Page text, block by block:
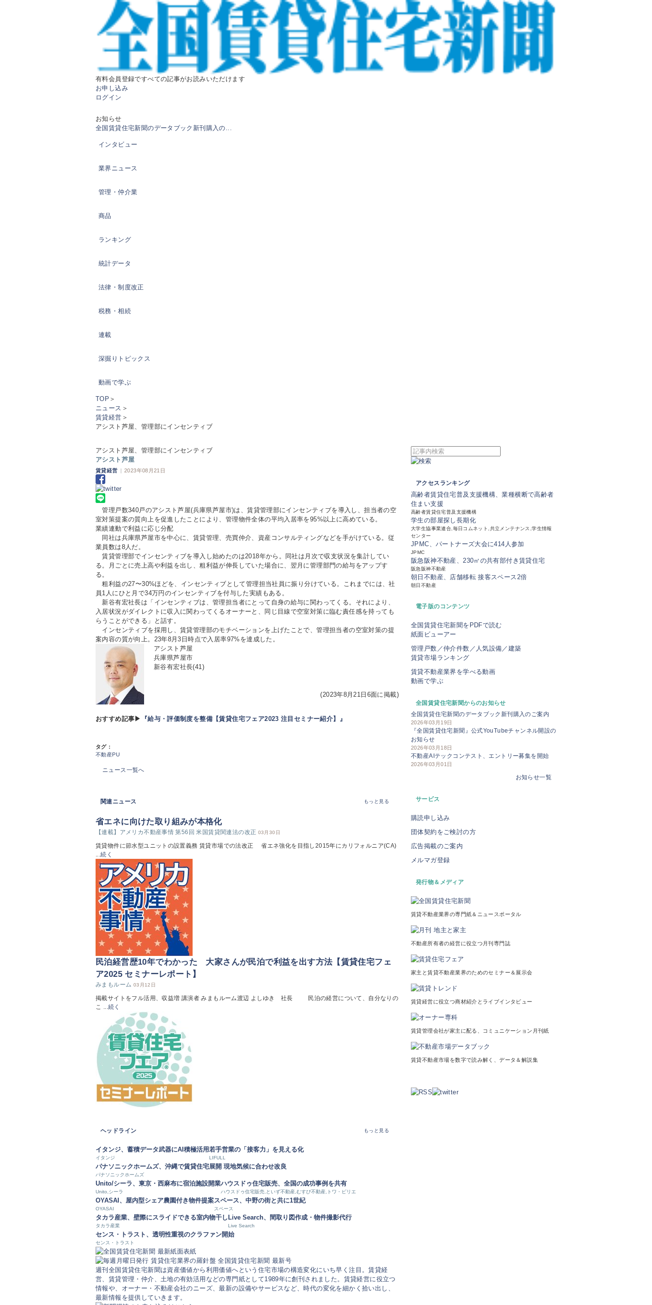
有料会員登録ですべての記事がお読みいただけます
お申し込み
ログイン
お知らせ
全国賃貸住宅新聞のデータブック新刊購入の...
インタビュー
業界ニュース
管理・仲介業
商品
ランキング
統計データ
法律・制度改正
税務・相続
連載
深掘りトピックス
動画で学ぶ
TOP ＞
ニュース ＞
賃貸経営 ＞
アシスト芦屋、管理部にインセンティブ
アシスト芦屋、管理部にインセンティブ
アシスト芦屋
賃貸経営 2023年08月21日
管理戸数340戸のアシスト芦屋(兵庫県芦屋市)は、賃貸管理部にインセンティブを導入し、担当者の空
室対策提案の質向上を促進したことにより、管理物件全体の平均入居率を95%以上に高めている。
業績連動で利益に応じ分配
同社は兵庫県芦屋市を中心に、賃貸管理、売買仲介、資産コンサルティングなどを手がけている。従
業員数は8人だ。
賃貸管理部でインセンティブを導入し始めたのは2018年から。同社は月次で収支状況を集計してい
る。月ごとに売上高や利益を出し、粗利益が伸長していた場合に、翌月に管理部門の給与をアップす
る。
粗利益の27〜30%ほどを、インセンティブとして管理担当社員に振り分けている。これまでには、社
員1人にひと月で34万円のインセンティブを付与した実績もある。
新谷有宏社長は「インセンティブは、管理担当者にとって自身の給与に関わってくる。それにより、
入居状況がダイレクトに収入に関わってくるオーナーと、同じ目線で空室対策に臨む責任感を持っても
らうことができる」と話す。
インセンティブを採用し、賃貸管理部のモチベーションを上げたことで、管理担当者の空室対策の提
案内容の質が向上。23年8月3日時点で入居率97%を達成した。
アシスト芦屋
兵庫県芦屋市
新谷有宏社長(41)
(2023年8月21日6面に掲載)
おすすめ記事▶ 『給与・評価制度を整備【賃貸住宅フェア2023 注目セミナー紹介】』
タグ：
不動産PU
ニュース一覧へ
関連ニュース もっと見る
省エネに向けた取り組みが本格化
【連載】アメリカ不動産事情 第56回 米国賃貸関連法の改正 03月30日
賃貸物件に節水型ユニットの設置義務 賃貸市場での法改正 省エネ強化を目指し2015年にカリフォルニア(CA)
...続く
民泊経営歴10年でわかった 大家さんが民泊で利益を出す方法【賃貸住宅フェ
ア2025 セミナーレポート】
みまもルーム 03月12日
掲載サイトをフル活用、収益増 講演者 みまもルーム渡辺 よしゆき 社長 民泊の経営について、自分なりの
こ ...続く
ヘッドライン もっと見る
イタンジ、蓄積データ武器にAI積極活用
イタンジ
若手営業の「接客力」を見える化
LIFULL
パナソニックホームズ、沖縄で賃貸住宅展開 現地気候に合わせ改良
パナソニックホームズ
Unito/シーラ、東京・西麻布に宿泊施設開業
Unito,シーラ
ハウスドゥ住宅販売、全国の成功事例を共有
ハウスドゥ住宅販売,といず不動産,むすび不動産,トワ・ピリエ
OYASAI、屋内型シェア農園付き物件提案
OYASAI
スペース、中野の街と共に1世紀
スペース
タカラ産業、壁際にスライドできる室内物干し
タカラ産業
Live Search、間取り図作成・物件撮影代行
Live Search
センス・トラスト、透明性重視のクラファン開始
センス・トラスト
週刊全国賃貸住宅新聞は資産価値から利用価値へという住宅市場の構造変化にいち早く注目。賃貸経
営、賃貸管理・仲介、土地の有効活用などの専門紙として1989年に創刊されました。賃貸経営に役立つ
情報や、オーナー・不動産会社のニーズ、最新の設備やサービスなど、時代の変化を細かく拾い出し、
最新情報を提供していきます。
アクセスランキング
高齢者賃貸住宅普及支援機構、業種横断で高齢者
住まい支援
高齢者賃貸住宅普及支援機構
学生の部屋探し長期化
大学生協事業連合,毎日コムネット,共立メンテナンス,学生情報
センター
JPMC、パートナーズ大会に414人参加
JPMC
阪急阪神不動産、230㎡の共有部付き賃貸住宅
阪急阪神不動産
朝日不動産、店舗移転 接客スペース2倍
朝日不動産
電子版のコンテンツ
全国賃貸住宅新聞をPDFで読む
紙面ビューアー
管理戸数／仲介件数／人気設備／建築
賃貸市場ランキング
賃貸不動産業界を学べる動画
動画で学ぶ
全国賃貸住宅新聞からのお知らせ
全国賃貸住宅新聞のデータブック新刊購入のご案内
2026年03月19日
『全国賃貸住宅新聞』公式YouTubeチャンネル開設の
お知らせ
2026年03月18日
不動産AIテックコンテスト、エントリー募集を開始
2026年03月01日
お知らせ一覧
サービス
購読申し込み
団体契約をご検討の方
広告掲載のご案内
メルマガ登録
発行物＆メディア
賃貸不動産業界の専門紙＆ニュースポータル
不動産所有者の経営に役立つ月刊専門誌
家主と賃貸不動産業界のためのセミナー＆展示会
賃貸経営に役立つ商材紹介とライブインタビュー
賃貸管理会社が家主に配る、コミュニケーション月刊紙
賃貸不動産市場を数字で読み解く、データ＆解説集